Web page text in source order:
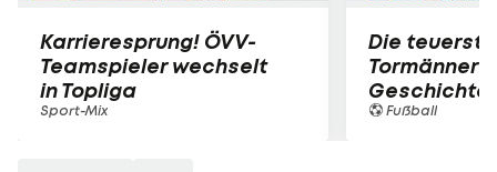
Karrieresprung! ÖVV-
Teamspieler wechselt
in Topliga
Sport-Mix
Die
Tormänner
Geschichte
Fußball